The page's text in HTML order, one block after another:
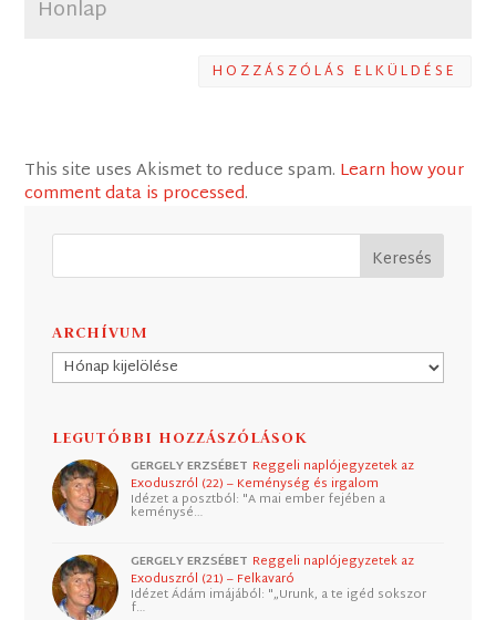
HOZZÁSZÓLÁS ELKÜLDÉSE
This site uses Akismet to reduce spam. Learn how your
comment data is processed.
ARCHÍVUM
Archívum
LEGUTÓBBI HOZZÁSZÓLÁSOK
GERGELY ERZSÉBET Reggeli naplójegyzetek az
Exoduszról (22) – Keménység és irgalom
Idézet a posztból: "A mai ember fejében a
keménysé…
GERGELY ERZSÉBET Reggeli naplójegyzetek az
Exoduszról (21) – Felkavaró
Idézet Ádám imájából: "„Urunk, a te igéd sokszor
f…